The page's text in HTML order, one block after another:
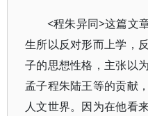
<程朱异同>这篇文
生所以反对形而上学，
子的思想性格，主张以
孟子程朱陆王等的贡献
人文世界。因为在他看